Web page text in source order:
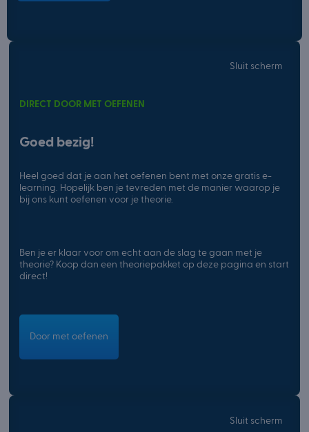
Sluit scherm
DIRECT DOOR MET OEFENEN
Goed bezig!
Heel goed dat je aan het oefenen bent met onze gratis e-
learning. Hopelijk ben je tevreden met de manier waarop je
bij ons kunt oefenen voor je theorie.
Ben je er klaar voor om echt aan de slag te gaan met je
theorie? Koop dan een theoriepakket op deze pagina en start
direct!
Door met oefenen
Sluit scherm